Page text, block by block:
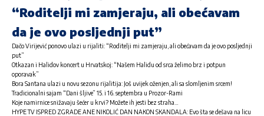
“Roditelji mi zamjeraju, ali obećavam
da je ovo posljednji put”
Dačo Virijević ponovo ulazi u rijaliti: “Roditelji mi zamjeraju, ali obećavam da je ovo posljednji
put”
Otkazan i Halidov koncert u Hrvatskoj: “Našem Halidu od srca želimo brz i potpun
oporavak”
Bora Santana ulazi u novu sezonu rijalitija: Još uvijek oženjen, ali sa slomljenim srcem!
Tradicionalni sajam “Dani šljive” 15. i 16. septembra u Prozor-Rami
Koje namirnice snižavaju šećer u krvi? Možete ih jesti bez straha…
HYPE TV ISPRED ZGRADE ANE NIKOLIĆ DAN NAKON SKANDALA: Evo šta se dešava na licu